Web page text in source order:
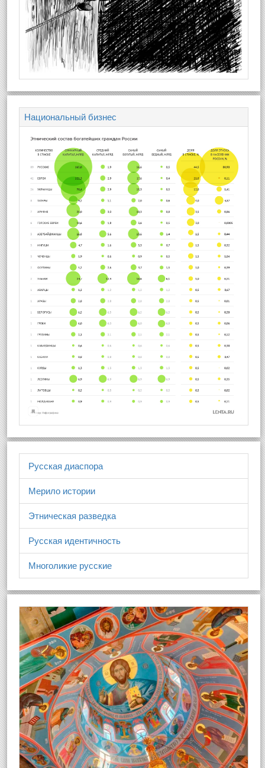
Национальный бизнес
Русская диаспора
Мерило истории
Этническая разведка
Русская идентичность
Многоликие русские